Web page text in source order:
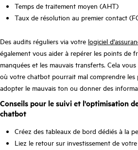
Temps de traitement moyen (AHT)
Taux de résolution au premier contact
Des audits réguliers via votre logiciel
également vous aider à repérer les points de
manquées et les mauvais transferts. Cela
où votre chatbot pourrait mal comprendre les
adopter le mauvais ton ou donner des
Conseils pour le suivi et l'optimisation
chatbot
Créez des tableaux de bord dédiés à la
Liez le retour sur investissement de